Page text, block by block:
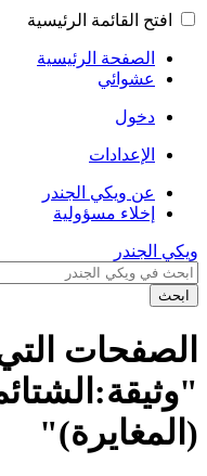
افتح القائمة الرئيسية
الصفحة الرئيسية
عشوائي
دخول
الإعدادات
عن ويكي الجندر
إخلاء مسؤولية
ويكي الجندر
ابحث
الصفحات
(المغايرة)"